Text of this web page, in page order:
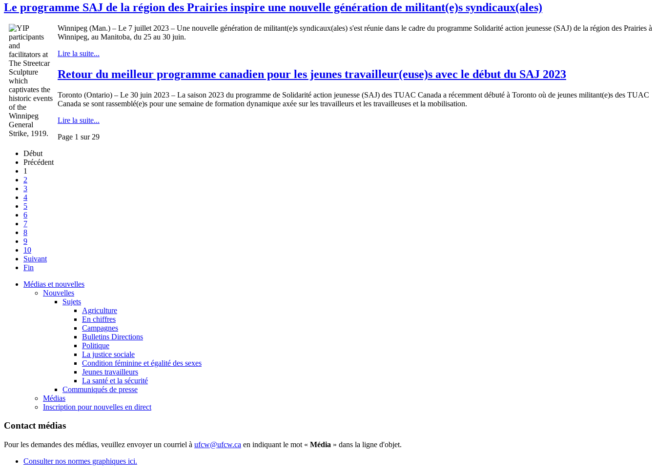
Le programme SAJ de la région des Prairies inspire une nouvelle génération de militant(e)s syndicaux(ales)
Winnipeg (Man.) – Le 7 juillet 2023 – Une nouvelle génération de militant(e)s syndicaux(ales) s'est réunie dans le cadre du programme Solidarité action jeunesse (SAJ) de la région des Prairies à
Winnipeg, au Manitoba, du 25 au 30 juin.
Lire la suite...
Retour du meilleur programme canadien pour les jeunes travailleur(euse)s avec le début du SAJ 2023
Toronto (Ontario) – Le 30 juin 2023 – La saison 2023 du programme de Solidarité action jeunesse (SAJ) des TUAC Canada a récemment débuté à Toronto où de jeunes militant(e)s des TUAC
Canada se sont rassemblé(e)s pour une semaine de formation dynamique axée sur les travailleurs et les travailleuses et la mobilisation.
Lire la suite...
Page 1 sur 29
Début
Précédent
1
2
3
4
5
6
7
8
9
10
Suivant
Fin
Médias et nouvelles
Nouvelles
Sujets
Agriculture
En chiffres
Campagnes
Bulletins Directions
Politique
La justice sociale
Condition féminine et égalité des sexes
Jeunes travailleurs
La santé et la sécurité
Communiqués de presse
Médias
Inscription pour nouvelles en direct
Contact médias
Pour les demandes des médias, veuillez envoyer un courriel à ufcw@ufcw.ca en indiquant le mot « Média » dans la ligne d'objet.
Consulter nos normes graphiques ici.